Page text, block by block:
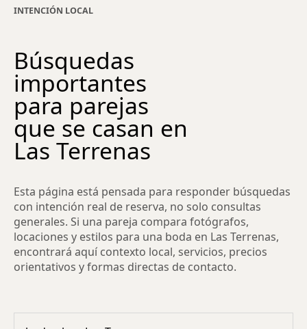
INTENCIÓN LOCAL
Búsquedas
importantes
para parejas
que se casan en
Las Terrenas
Esta página está pensada para responder búsquedas
con intención real de reserva, no solo consultas
generales. Si una pareja compara fotógrafos,
locaciones y estilos para una boda en Las Terrenas,
encontrará aquí contexto local, servicios, precios
orientativos y formas directas de contacto.